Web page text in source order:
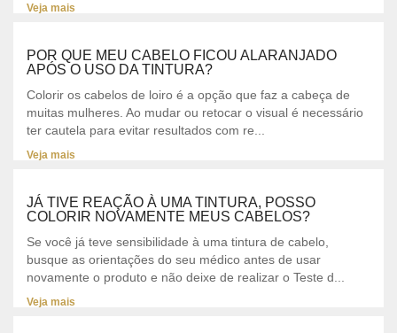
Veja mais
POR QUE MEU CABELO FICOU ALARANJADO
APÓS O USO DA TINTURA?
Colorir os cabelos de loiro é a opção que faz a cabeça de
muitas mulheres. Ao mudar ou retocar o visual é necessário
ter cautela para evitar resultados com re...
Veja mais
JÁ TIVE REAÇÃO À UMA TINTURA, POSSO
COLORIR NOVAMENTE MEUS CABELOS?
Se você já teve sensibilidade à uma tintura de cabelo,
busque as orientações do seu médico antes de usar
novamente o produto e não deixe de realizar o Teste d...
Veja mais